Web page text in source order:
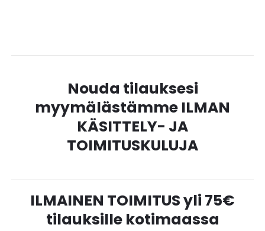
Nouda tilauksesi
myymälästämme ILMAN
KÄSITTELY- JA
TOIMITUSKULUJA
ILMAINEN TOIMITUS yli 75€
tilauksille kotimaassa